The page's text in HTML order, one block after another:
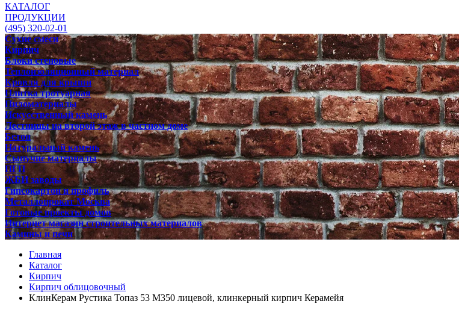
КАТАЛОГ
ПРОДУКЦИИ
(495) 320-02-01
Сухие смеси
Кирпич
Блоки стеновые
Теплоизоляционный материал
Кровля для крыши
Плитка тротуарная
Пиломатериалы
Искусственный камень
Лестницы на второй этаж в частном доме
Бетон
Натуральный камень
Сыпучие материалы
ПГП
ЖБИ заводы
Гипсокартон и профиль
Металлопрокат Москва
Готовые проекты домов
Интернет магазин строительных материалов
Камины и печи
Главная
Каталог
Кирпич
Кирпич облицовочный
КлинКерам Рустика Топаз 53 М350 лицевой, клинкерный кирпич Керамейя